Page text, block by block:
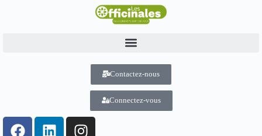
Contactez-nous
Connectez-vous